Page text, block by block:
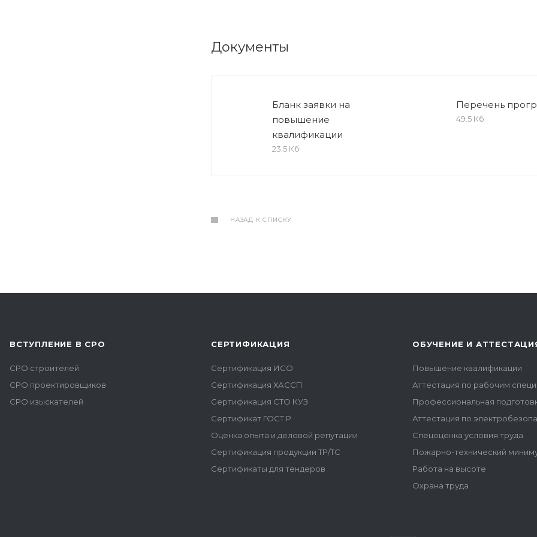
Документы
Бланк заявки на
повышение
квалификации
23.5 Кб
Перечень
49.5 Кб
НАЗАД К СПИСКУ
ВСТУПЛЕНИЕ В СРО
СРО строителей
СРО проектировщиков
СРО изыскателей
СЕРТИФИКАЦИЯ
Сертификация ИСО
Сертификация ХАССП
Сертификация СТО КУЗ
Сертификат ГОСТ Р
Оценка опыта и деловой репутации
Сертификация продукции ТР/ТС
Сертификаты для тендеров
ОБУЧЕНИЕ И
Повышение квалификации
Аттестация по рабочим
Профессиональная
Аттестация по
Спецоценка условия труда
Пожарно-технический
Работа на высоте
Охрана труда